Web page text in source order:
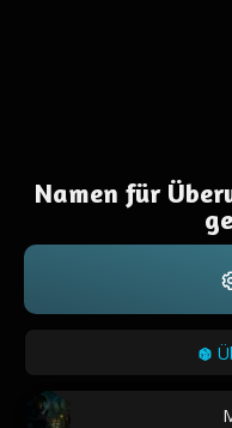
Namen für